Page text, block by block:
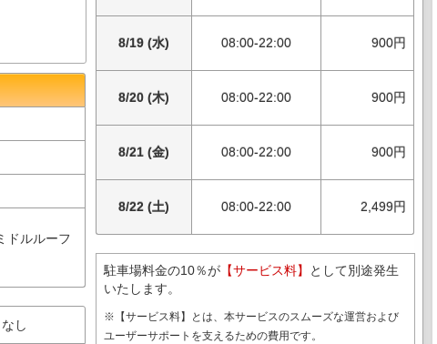
ドルルーフ
なし
8/19 (水) 08:00-22:00 900円
8/20 (木) 08:00-22:00 900円
8/21 (金) 08:00-22:00 900円
8/22 (土) 08:00-22:00 2,499円
駐車場料金の10％が【サービス料】
として別途発生
いたします。
※【サービス料】とは、本サービスのスムーズな運営および
ユーザーサポートを支えるための費用です。